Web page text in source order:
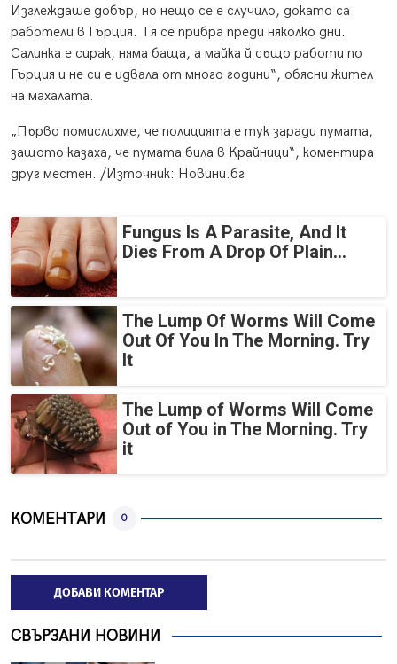
Изглеждаше добър, но нещо се е случило, докато са
работели в Гърция. Тя се прибра преди няколко дни.
Салинка е сирак, няма баща, а майка й също работи по
Гърция и не си е идвала от много години“, обясни жител
на махалата.
„Първо помислихме, че полицията е тук заради пумата,
защото казаха, че пумата била в Крайници“, коментира
друг местен. /Източник: Новини.бг
Fungus Is A Parasite, And It
Dies From A Drop Of Plain...
The Lump Of Worms Will Come
Out Of You In The Morning. Try
It
The Lump of Worms Will Come
Out of You in The Morning. Try
it
КОМЕНТАРИ 0
ДОБАВИ КОМЕНТАР
СВЪРЗАНИ НОВИНИ